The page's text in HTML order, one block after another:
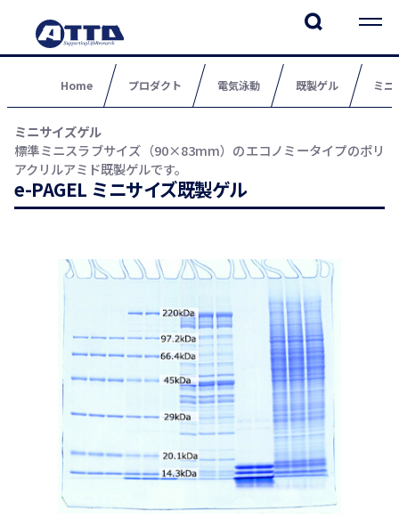
Home プロダクト 電気泳動 既製ゲル ミニ
ミニサイズゲル
標準ミニスラブサイズ（90×83mm）のエコノミータイプのポリ
アクリルアミド既製ゲルです。
e-PAGEL ミニサイズ既製ゲル